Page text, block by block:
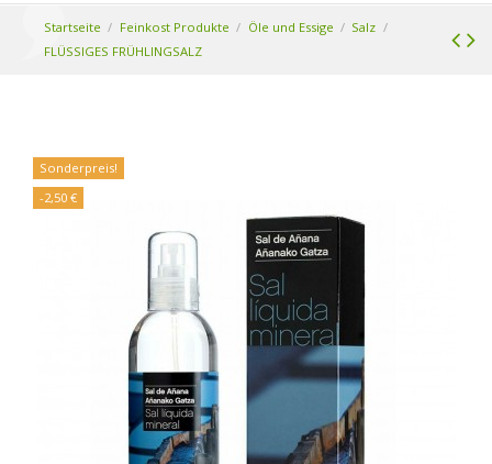
Startseite Feinkost Produkte Öle und Essige
Salz
FLÜSSIGES FRÜHLINGSALZ
Sonderpreis!
-2,50 €